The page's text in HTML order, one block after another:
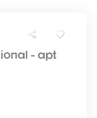
- apt